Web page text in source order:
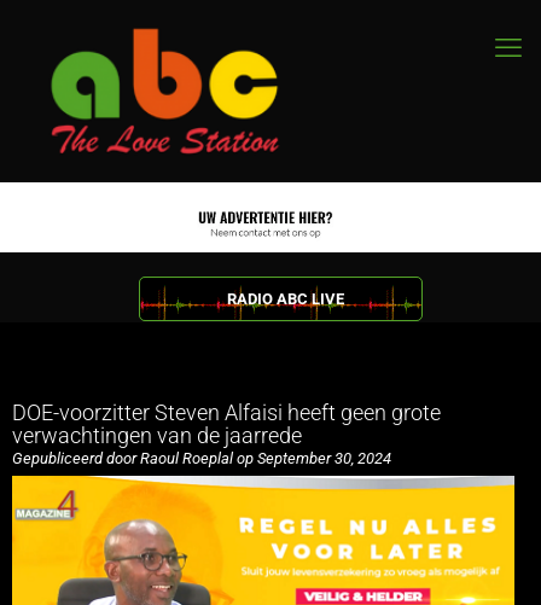
RADIO ABC LIVE
DOE-voorzitter Steven Alfaisi heeft geen grote
verwachtingen van de jaarrede
Gepubliceerd door Raoul Roeplal op September 30, 2024